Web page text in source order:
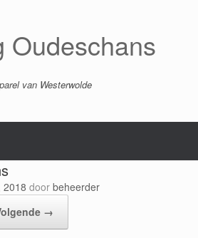
Oudeschans
van Westerwolde
2018 door beheerder
→